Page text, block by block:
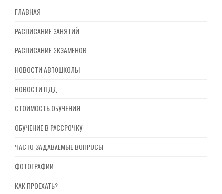
ГЛАВНАЯ
РАСПИСАНИЕ ЗАНЯТИЙ
РАСПИСАНИЕ ЭКЗАМЕНОВ
НОВОСТИ АВТОШКОЛЫ
НОВОСТИ ПДД
СТОИМОСТЬ ОБУЧЕНИЯ
ОБУЧЕНИЕ В РАССРОЧКУ
ЧАСТО ЗАДАВАЕМЫЕ ВОПРОСЫ
ФОТОГРАФИИ
КАК ПРОЕХАТЬ?